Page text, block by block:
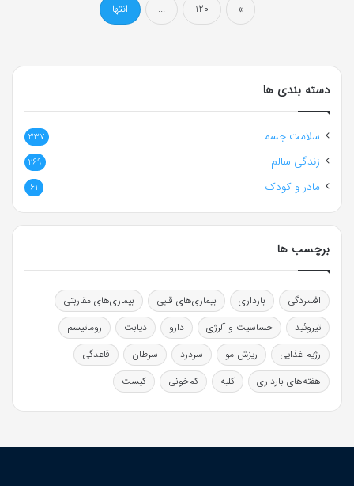
»
120
... انتها
دسته بندی ها
سلامت جسم 337
زندگی سالم 269
مادر و کودک 61
برچسب ها
افسردگی بارداری بیماری‌های قلبی
بیماری‌های مقاربتی
تیروئید
حساسیت و آلرژی دارو دیابت
روماتیسم
رژیم غذایی
ریزش مو سردرد سرطان
قاعدگی
هفته‌های بارداری
کلیه کم‌خونی کیست